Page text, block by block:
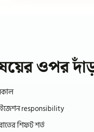
ওপর
responsibility
শিফট শর্ত